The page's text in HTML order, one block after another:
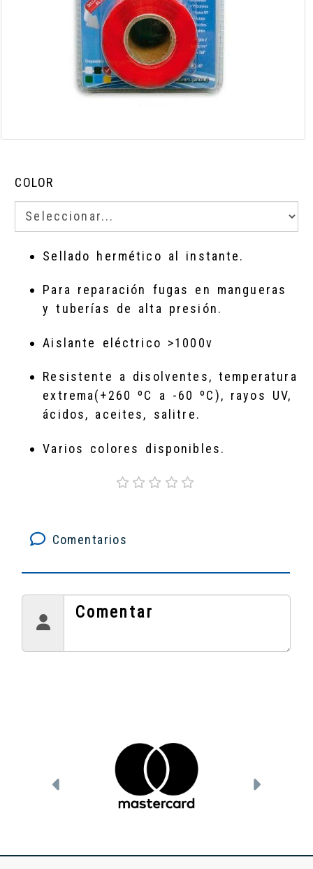
COLOR
Sellado hermético al instante.
Para reparación fugas en mangueras
y tuberías de alta presión.
Aislante eléctrico >1000v
Resistente a disolventes, temperatura
extrema(+260 ºC a -60 ºC), rayos UV,
ácidos, aceites, salitre.
Varios colores disponibles.
Comentarios
Anterior